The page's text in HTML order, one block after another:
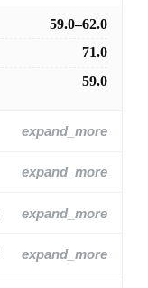
59.0–62.0
71.0
59.0
expand_more
expand_more
expand_more
expand_more